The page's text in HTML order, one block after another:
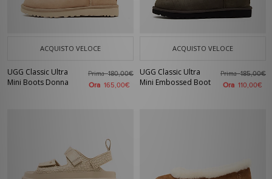
ACQUISTO VELOCE
UGG Classic Ultra
Mini Boots Donna
Prima180,00€
Ora 165,00€
ACQUISTO VELOCE
UGG Classic Ultra
Mini Embossed Boot
Prima185,00€
Ora 110,00€